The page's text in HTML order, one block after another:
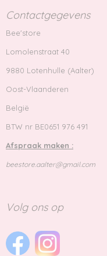
Contactgegevens
Bee'store
Lomolenstraat 40
9880 Lotenhulle (Aalter)
Oost-Vlaanderen
België
BTW nr BE0651 976 491
Afspraak maken :
beestore.aalter@gmail.com
Volg ons op